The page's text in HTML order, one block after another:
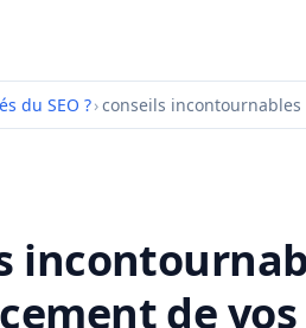
du SEO ?›conseils
de